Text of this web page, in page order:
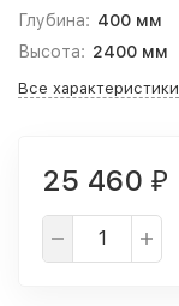
Глубина: 400 мм
Высота: 2400 мм
Все характеристики
25 460 ₽